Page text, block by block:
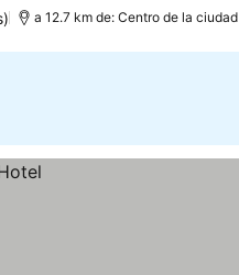
a 12.7 km de: Centro de la ciudad